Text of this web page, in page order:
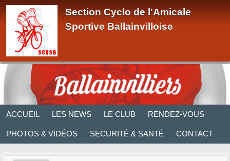
Section Cyclo de l'Amicale
Sportive Ballainvilloise
ACCUEIL LES NEWS LE CLUB RENDEZ-VOUS
PHOTOS & VIDÉOS SECURITÉ & SANTÉ CONTACT
Panneau de gestion des cookies